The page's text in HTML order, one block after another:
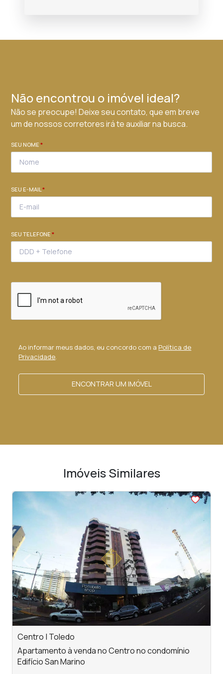
Não encontrou o imóvel ideal?
Não se preocupe! Deixe seu contato, que em breve
um de nossos corretores irá te auxiliar na busca.
SEU NOME*
SEU E-MAIL*
SEU TELEFONE*
Ao informar meus dados, eu concordo com a Política de
Privacidade.
ENCONTRAR UM IMÓVEL
Imóveis Similares
< <
‹Previous ›
Next
Centro | Toledo
Apartamento à venda no Centro no condomínio
Edifício San Marino